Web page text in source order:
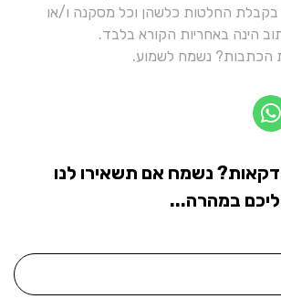
החלטות כלשהן וכל מסקנה ו/או
הינה באחריות הקורא בלבד.
נשמח לשמוע.
נשמח אם תשאירו לנו
במהרה...